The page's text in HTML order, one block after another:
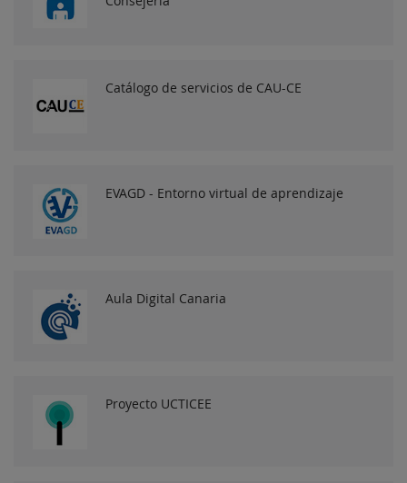
Catálogo de servicios de CAU-CE
EVAGD - Entorno virtual de aprendizaje
Aula Digital Canaria
Proyecto UCTICEE